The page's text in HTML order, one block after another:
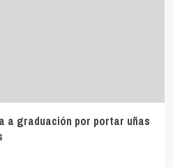
a graduación por portar uñas